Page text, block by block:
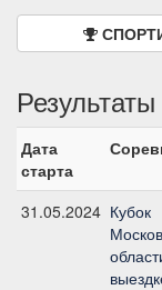
Результаты
Дата
старта
31.05.2024 Кубок